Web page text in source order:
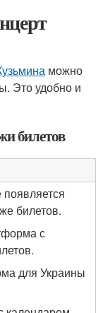
можно
Это удобно и
билетов
билетов.
с
для Украины